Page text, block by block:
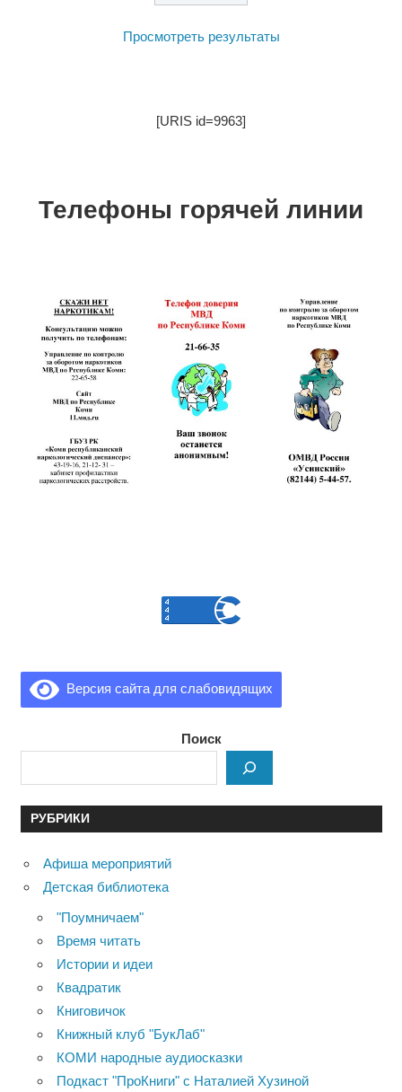
Просмотреть результаты
[URIS id=9963]
Телефоны горячей линии
Версия сайта для слабовидящих
Поиск
РУБРИКИ
Афиша мероприятий
Детская библиотека
"Поумничаем"
Время читать
Истории и идеи
Квадратик
Книговичок
Книжный клуб "БукЛаб"
КОМИ народные аудиосказки
Подкаст "ПроКниги" с Наталией Хузиной